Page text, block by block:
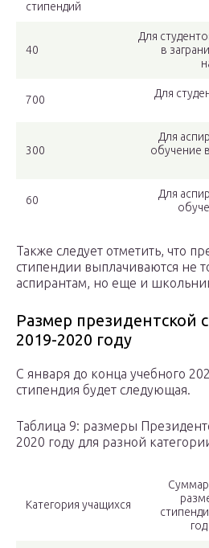
стипендий
40
Для
в
700
Для
300
Для
обучение
60
Для
Также следует отметить, что
стипендии выплачиваются не
аспирантам, но еще и
Размер президентской
2019-2020 году
С января до конца учебного
стипендия будет следующая.
Таблица 9: размеры
2020 году для разной
Категория учащихся
год